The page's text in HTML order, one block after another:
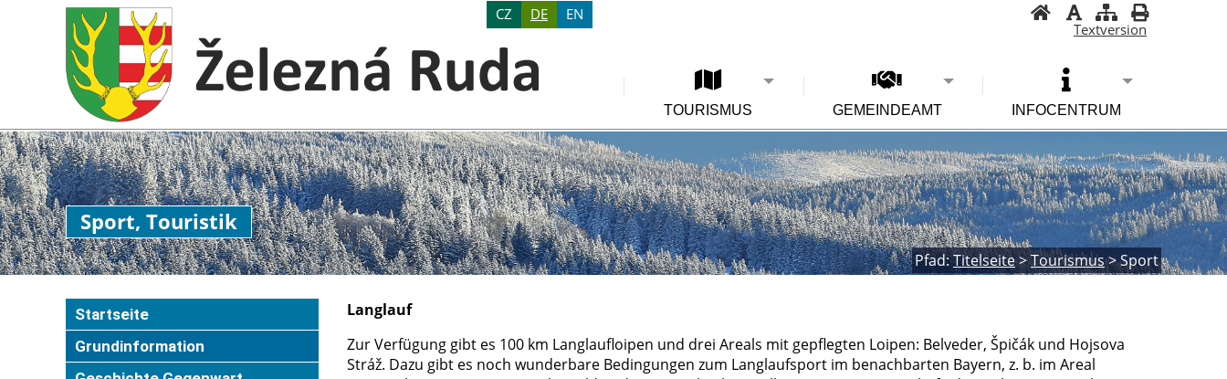
CZ DE EN
Textversion
TOURISMUS GEMEINDEAMT INFOCENTRUM
Sport, Touristik
Pfad:Titelseite>Tourismus>Sport
Startseite
Grundinformation
Langlauf
Zur Verfügung gibt es 100 km Langlaufloipen und drei Areals mit gepflegten Loipen: Belveder, Špičák und Hojsova
Stráž. Dazu gibt es noch wunderbare Bedingungen zum Langlaufsport im benachbarten Bayern, z. b. im Areal